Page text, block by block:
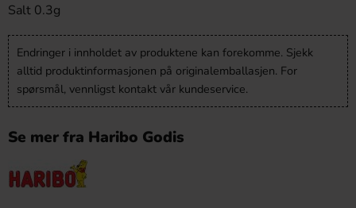
Salt 0.3g
Endringer i innholdet av produktene kan forekomme. Sjekk
alltid produktinformasjonen på originalemballasjen. For
spørsmål, vennligst kontakt vår kundeservice.
Se mer fra Haribo Godis